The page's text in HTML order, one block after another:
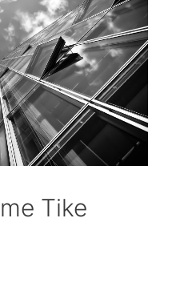
Tike